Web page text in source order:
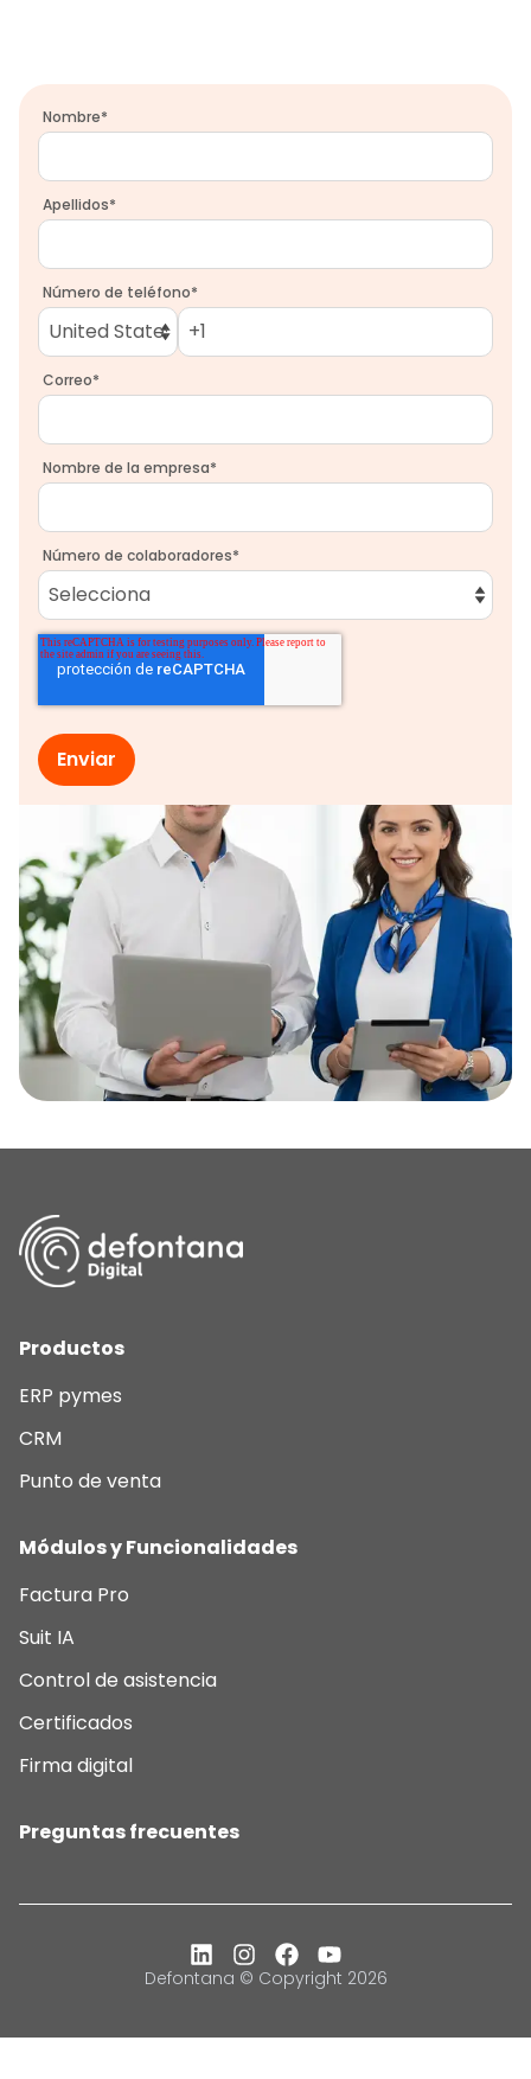
Nombre*
Apellidos*
Número de teléfono*
Correo*
Nombre de la empresa*
Número de colaboradores*
Productos
ERP pymes
CRM
Punto de venta
Módulos y Funcionalidades
Factura Pro
Suit IA
Control de asistencia
Certificados
Firma digital
Preguntas frecuentes
Defontana © Copyright 2026